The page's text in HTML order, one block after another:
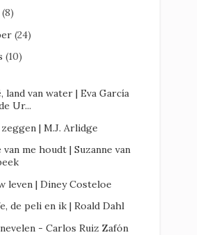
(8)
(24)
(10)
land van water | Eva García
Ur...
| M.J. Arlidge
me houdt | Suzanne van
leven | Diney Costeloe
de peli en ik | Roald Dahl
- Carlos Ruiz Zafón